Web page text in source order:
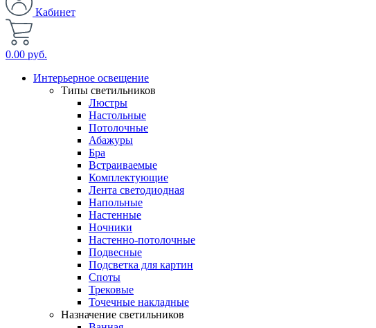
Кабинет
0.00 руб.
Интерьерное освещение
Типы светильников
Люстры
Настольные
Потолочные
Абажуры
Бра
Встраиваемые
Комплектующие
Лента светодиодная
Напольные
Настенные
Ночники
Настенно-потолочные
Подвесные
Подсветка для картин
Споты
Трековые
Точечные накладные
Назначение светильников